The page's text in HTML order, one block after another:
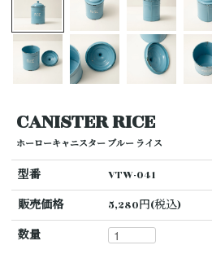
CANISTER RICE
ホーローキャニスター ブルー ライス
型番
VTW-041
販売価格
5,280円(税込)
数量